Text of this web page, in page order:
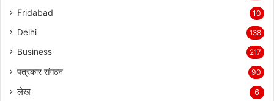
Fridabad 10
Delhi 138
Business 217
पत्रकार संगठन 90
लेख 6